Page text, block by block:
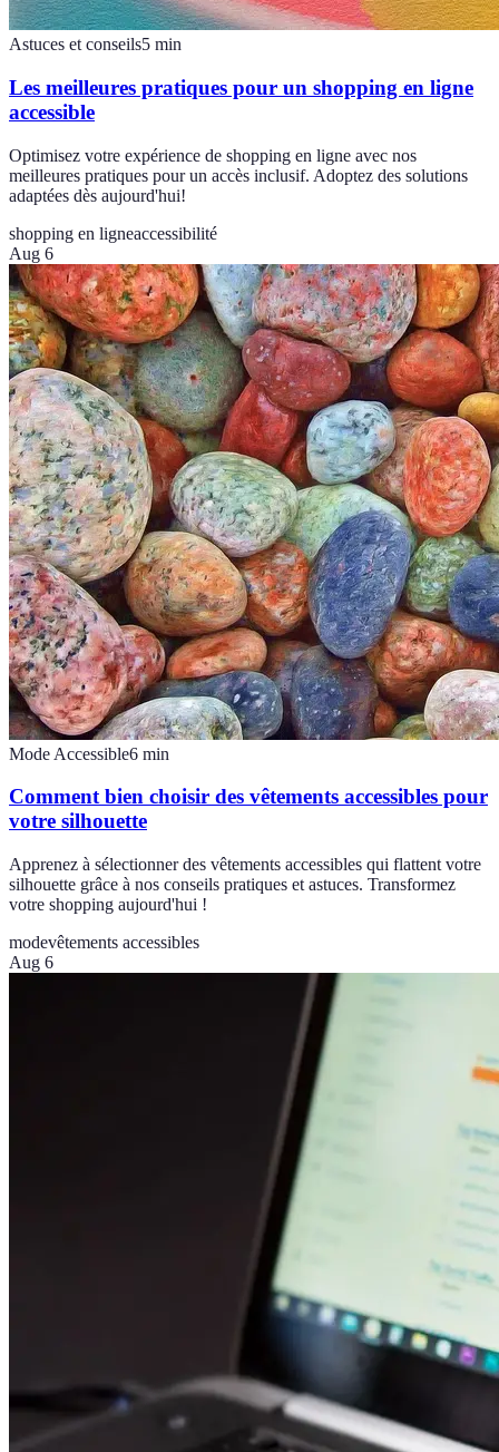
Astuces et conseils5 min
Les meilleures pratiques pour un shopping en ligne
accessible
Optimisez votre expérience de shopping en ligne avec nos
meilleures pratiques pour un accès inclusif. Adoptez des solutions
adaptées dès aujourd'hui!
shopping en ligneaccessibilité
Aug 6
Mode Accessible6 min
Comment bien choisir des vêtements accessibles pour
votre silhouette
Apprenez à sélectionner des vêtements accessibles qui flattent votre
silhouette grâce à nos conseils pratiques et astuces. Transformez
votre shopping aujourd'hui !
modevêtements accessibles
Aug 6